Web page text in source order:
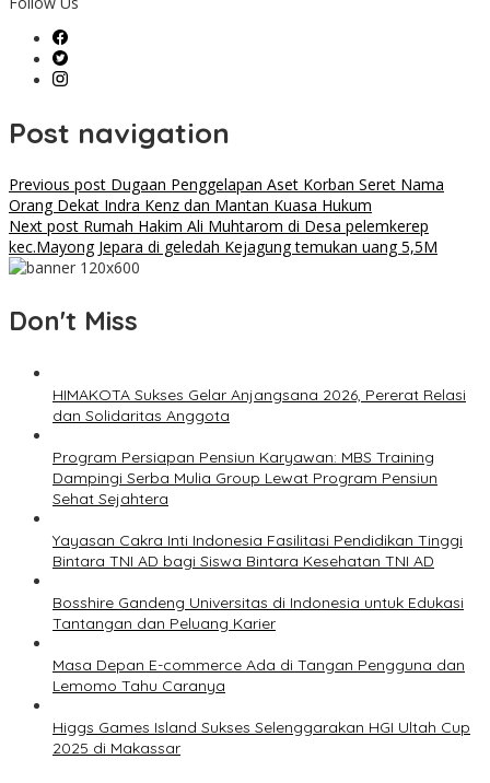
Post navigation
Previous post Dugaan Penggelapan Aset Korban Seret Nama
Orang Dekat Indra Kenz dan Mantan Kuasa Hukum
Next post Rumah Hakim Ali Muhtarom di Desa pelemkerep
kec.Mayong Jepara di geledah Kejagung temukan uang 5,5M
Don't Miss
HIMAKOTA Sukses Gelar Anjangsana 2026, Pererat Relasi
dan Solidaritas Anggota
Program Persiapan Pensiun Karyawan: MBS Training
Dampingi Serba Mulia Group Lewat Program Pensiun
Sehat Sejahtera
Yayasan Cakra Inti Indonesia Fasilitasi Pendidikan Tinggi
Bintara TNI AD bagi Siswa Bintara Kesehatan TNI AD
Bosshire Gandeng Universitas di Indonesia untuk Edukasi
Tantangan dan Peluang Karier
Masa Depan E-commerce Ada di Tangan Pengguna dan
Lemomo Tahu Caranya
Higgs Games Island Sukses Selenggarakan HGI Ultah Cup
2025 di Makassar